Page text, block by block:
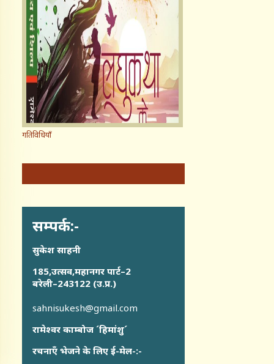
गतिविधियाँ
सम्पर्क:-
सुकेश साहनी
185,उत्सव,महानगर पार्ट–2
बरेली–243122 (उ.प्र.)
sahnisukesh@gmail.com
रामेश्वर काम्बोज ´हिमांशु´
रचनाएँ भेजने के लिए ई-मेल-:-